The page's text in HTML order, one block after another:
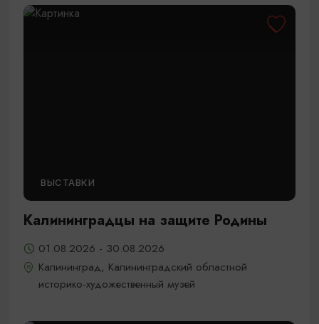
ВЫСТАВКИ
Калининградцы на защите Родины
01.08.2026 - 30.08.2026
Калининград, Калининградский областной
историко-художественный музей